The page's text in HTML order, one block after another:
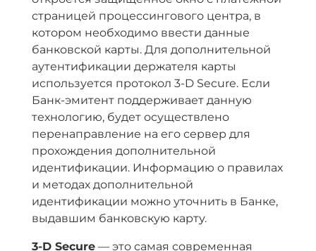
страницей процессингового центра, в
котором необходимо ввести данные
банковской карты. Для дополнительной
аутентификации держателя карты
используется протокол 3-D Secure. Если
Банк-эмитент поддерживает данную
технологию, будет осуществлено
перенаправление на его сервер для
прохождения дополнительной
идентификации. Информацию о правилах
и методах дополнительной
идентификации можно уточнить в Банке,
выдавшим банковскую карту.
3-D Secure — это самая современная